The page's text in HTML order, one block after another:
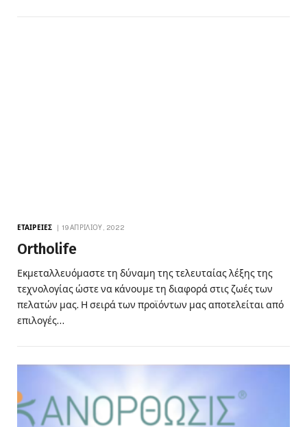
ΕΤΑΙΡΕΊΕΣ 19 ΑΠΡΙΛΊΟΥ, 2022
Ortholife
Εκμεταλλευόμαστε τη δύναμη της τελευταίας λέξης της
τεχνολογίας ώστε να κάνουμε τη διαφορά στις ζωές των
πελατών μας. Η σειρά των προϊόντων μας αποτελείται από
επιλογές…